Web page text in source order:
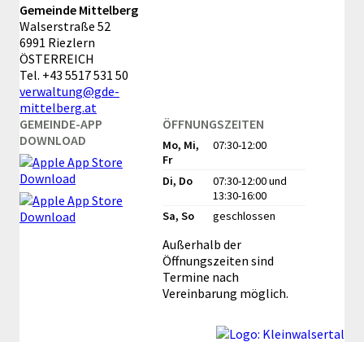
Gemeinde Mittelberg
Walserstraße 52
6991 Riezlern
ÖSTERREICH
Tel. +43 5517 531 50
verwaltung@gde-
mittelberg.at
GEMEINDE-APP
DOWNLOAD
ÖFFNUNGSZEITEN
Mo, Mi,
Fr
07:30-12:00
Di, Do 07:30-12:00und
13:30-16:00
Sa, So
geschlossen
Außerhalb der
Öffnungszeiten sind
Termine nach
Vereinbarung möglich.